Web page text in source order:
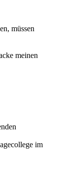
müssen
meinen
im